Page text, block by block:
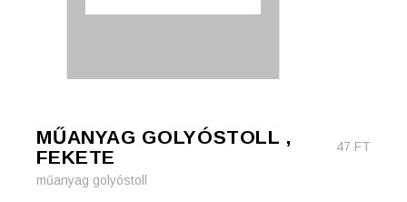
MŰANYAG GOLYÓSTOLL ,
FEKETE
47 FT
műanyag golyóstoll